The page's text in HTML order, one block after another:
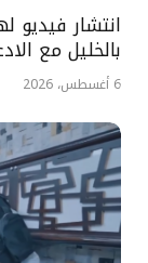
انتشار فيديو
بالخليل مع
6 أغسطس، 2026